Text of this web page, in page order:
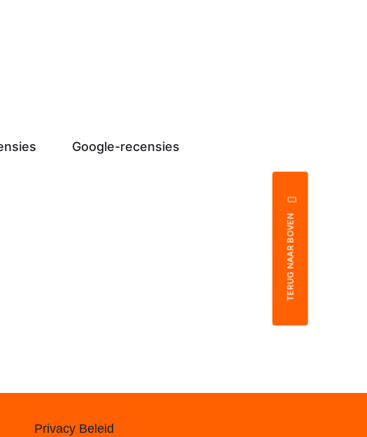
Google-recensies
TERUG NAAR BOVEN
Privacy Beleid